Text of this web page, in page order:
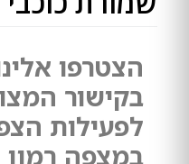
הצטרפו
בקישור
לפעילות
במצפה רמון